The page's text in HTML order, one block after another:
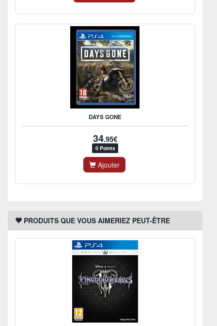
DAYS GONE
34.95€
0 Points
Ajouter
PRODUITS QUE VOUS AIMERIEZ PEUT-ÊTRE